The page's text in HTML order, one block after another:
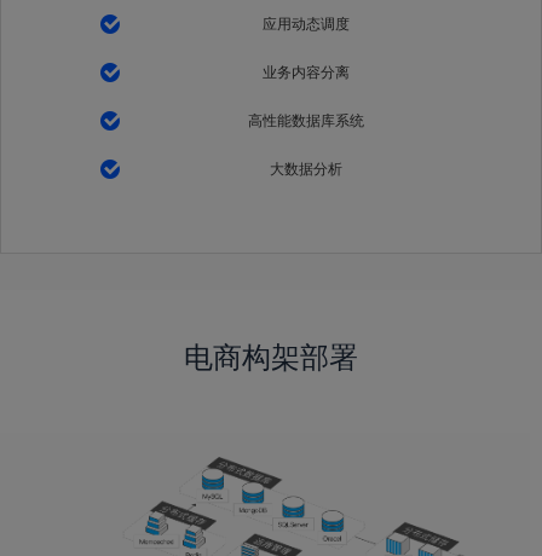
应用动态调度
业务内容分离
高性能数据库系统
大数据分析
电商构架部署